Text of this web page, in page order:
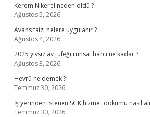
Kerem Nikerel neden öldü ?
Ağustos 5, 2026
Avans faizi nelere uygulanır ?
Ağustos 4, 2026
2025 yivsiz av tüfeği ruhsat harcı ne kadar ?
Ağustos 3, 2026
Hevrü ne demek ?
Temmuz 30, 2026
İş yerinden istenen SGK hizmet dökümü nasıl
Temmuz 30, 2026